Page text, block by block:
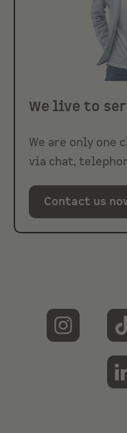
We live to
We are only one
via chat,
Contact us